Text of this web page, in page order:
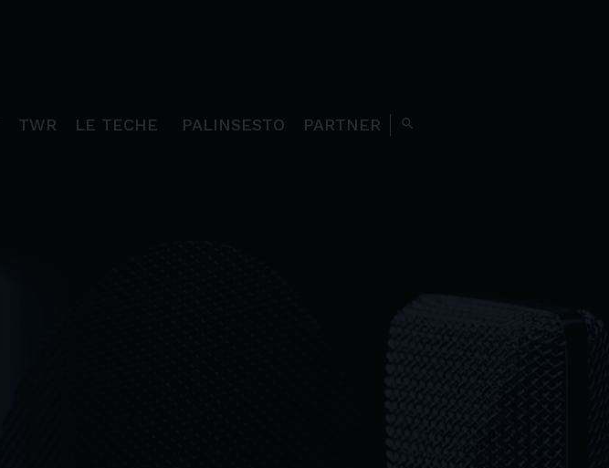
TWR LE TECHE PALINSESTO PARTNER search